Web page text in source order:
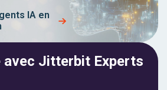
IA en
avec Jitterbit Experts